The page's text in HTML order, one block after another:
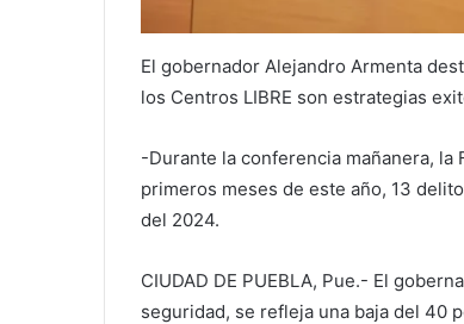
El gobernador Alejandro Armenta
los Centros LIBRE son estrategias
-Durante la conferencia mañanera, la
primeros meses de este año, 13
del 2024.
CIUDAD DE PUEBLA, Pue.- El
seguridad, se refleja una baja del 40